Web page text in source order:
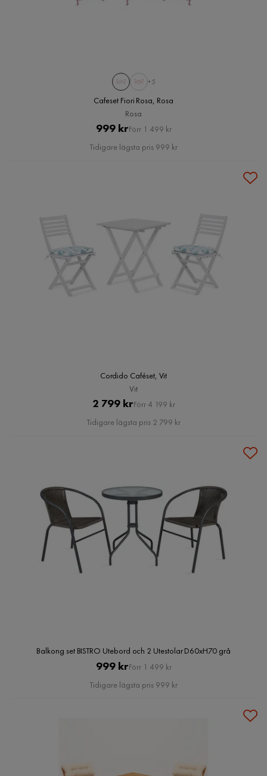
+5
Cafeset Fiori Rosa, Rosa
Rosa
Pris
999 kr Original
Pris
Förr 1 499 kr
Tidigare lägsta pris 999 kr
Cordido Caféset, Vit
Vit
Pris
2 799 krOriginal
Pris
Förr 4 199 kr
Tidigare lägsta pris 2 799 kr
Balkong set BISTRO Utebord och 2 Utestolar D60xH70 grå
Pris
999 kr Original
Pris
Förr 1 499 kr
Tidigare lägsta pris 999 kr